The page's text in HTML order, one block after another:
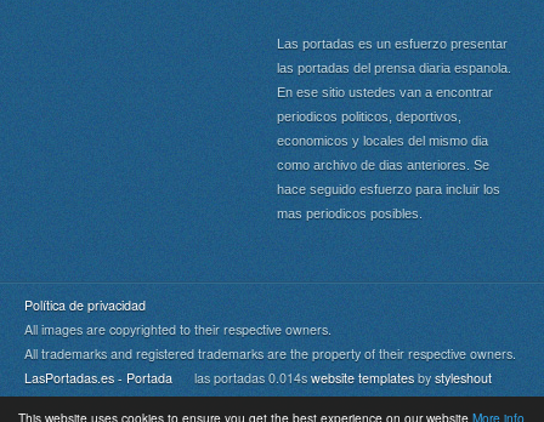
This website uses cookies to ensure you get the best experience on our website More info
Las portadas es un esfuerzo presentar
las portadas del prensa diaria espanola.
En ese sitio ustedes van a encontrar
periodicos politicos, deportivos,
economicos y locales del mismo dia
como archivo de dias anteriores. Se
hace seguido esfuerzo para incluir los
mas periodicos posibles.
Política de privacidad
All images are copyrighted to their respective owners.
All trademarks and registered trademarks are the property of their respective owners.
LasPortadas.es - Portada las portadas 0.014s website templates by styleshout